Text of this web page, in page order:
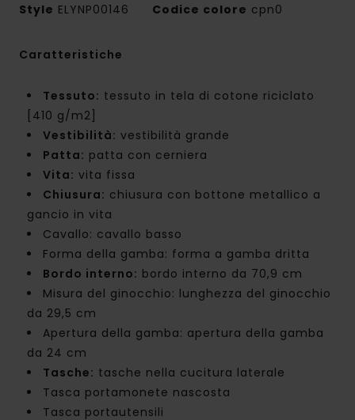
Style ELYNP00146 Codice colore cpn0
Caratteristiche
Tessuto: tessuto in tela di cotone riciclato
[410 g/m2]
Vestibilità: vestibilità grande
Patta: patta con cerniera
Vita: vita fissa
Chiusura: chiusura con bottone metallico a
gancio in vita
Cavallo: cavallo basso
Forma della gamba: forma a gamba dritta
Bordo interno: bordo interno da 70,9 cm
Misura del ginocchio: lunghezza del ginocchio
da 29,5 cm
Apertura della gamba: apertura della gamba
da 24 cm
Tasche: tasche nella cucitura laterale
Tasca portamonete nascosta
Tasca portautensili